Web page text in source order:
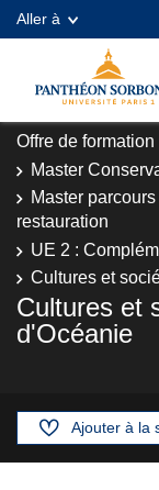
Aller à
Offre de formation
Master
Master
restauration
UE 2 :
Cultures et
Cultures et
d'Océanie
Ajouter à la